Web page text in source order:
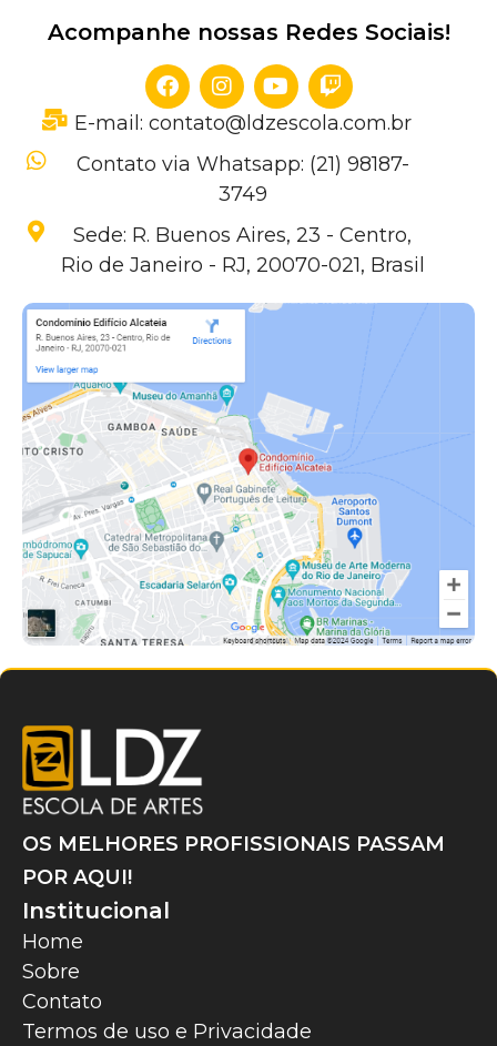
Acompanhe nossas Redes Sociais!
E-mail: contato@ldzescola.com.br
Contato via Whatsapp: (21) 98187-
3749
Sede: R. Buenos Aires, 23 - Centro,
Rio de Janeiro - RJ, 20070-021, Brasil
OS MELHORES PROFISSIONAIS PASSAM
POR AQUI!
Institucional
Home
Sobre
Contato
Termos de uso e Privacidade